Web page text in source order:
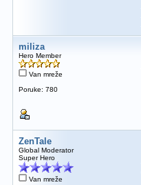
miliza
Hero Member
Van mreže
Poruke: 780
ZenTale
Global Moderator
Super Hero
Van mreže